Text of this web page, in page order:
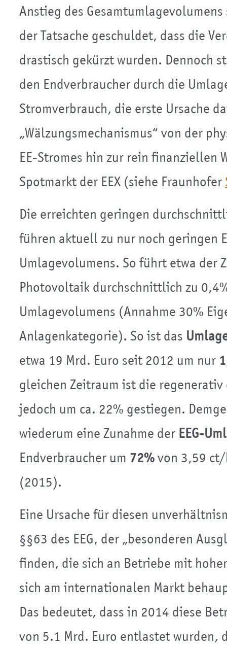
Anstieg des
der Tatsache geschuldet, dass die
drastisch gekürzt wurden. Dennoch
den Endverbraucher durch die
Stromverbrauch, die erste Ursache
„Wälzungsmechanismus“ von der
EE-Stromes hin zur rein finanziellen
Spotmarkt der EEX (siehe Fraunhofer
Die erreichten geringen
führen aktuell zu nur noch geringen
Umlagevolumens. So führt etwa der
Photovoltaik durchschnittlich zu
Umlagevolumens (Annahme 30%
Anlagenkategorie). So ist das
etwa 19 Mrd. Euro seit 2012 um nur
gleichen Zeitraum ist die regenerativ
jedoch um ca. 22% gestiegen.
wiederum eine Zunahme der EEG-
Endverbraucher um 72%von 3,59 ct/
(2015).
Eine Ursache für diesen
§§63 des EEG, der „besonderen
finden, die sich an Betriebe mit
sich am internationalen Markt
Das bedeutet, dass in 2014 diese
von 5.1 Mrd. Euro entlastet wurden,